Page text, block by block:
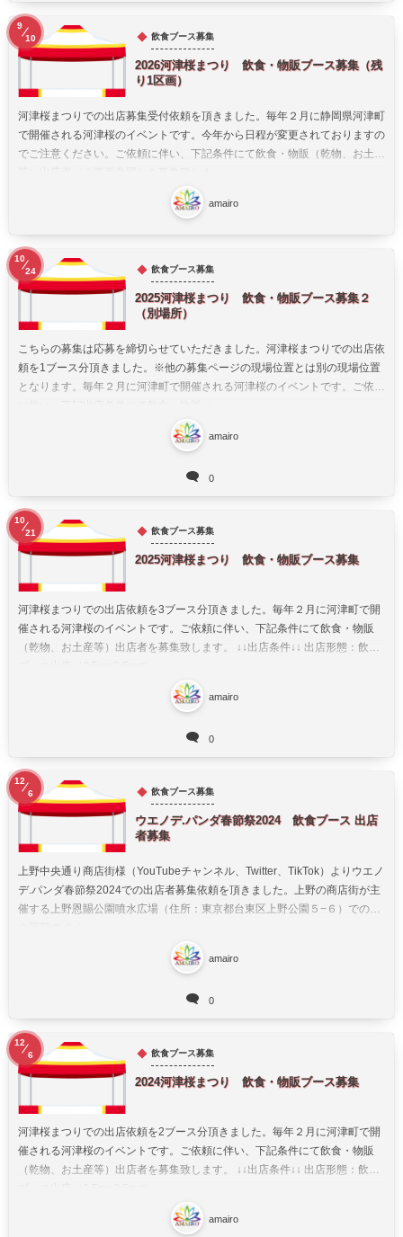
飲食ブース募集
2026河津桜まつり 飲食・物販ブース募集（残
り1区画）
河津桜まつりでの出店募集受付依頼を頂きました。毎年２月に静岡県河津町
で開催される河津桜のイベントです。今年から日程が変更されておりますの
でご注意ください。ご依頼に伴い、下記条件にて飲食・物販（乾物、お土産
amairo
9
10
飲食ブース募集
2025河津桜まつり 飲食・物販ブース募集２
（別場所）
こちらの募集は応募を締切らせていただきました。河津桜まつりでの出店依
頼を1ブース分頂きました。※他の募集ページの現場位置とは別の現場位置
となります。毎年２月に河津町で開催される河津桜のイベントです。ご依頼
amairo
0
10
24
飲食ブース募集
2025河津桜まつり 飲食・物販ブース募集
河津桜まつりでの出店依頼を3ブース分頂きました。毎年２月に河津町で開
催される河津桜のイベントです。ご依頼に伴い、下記条件にて飲食・物販
（乾物、お土産等）出店者を募集致します。 ↓↓出店条件↓↓ 出店形態：飲食
amairo
0
10
21
飲食ブース募集
ウエノデ.パンダ春節祭2024 飲食ブース 出店
者募集
上野中央通り商店街様（YouTubeチャンネル、Twitter、TikTok）よりウエノ
デ.パンダ春節祭2024での出店者募集依頼を頂きました。上野の商店街が主
催する上野恩賜公園噴水広場（住所：東京都台東区上野公園５−６）での第
amairo
0
12
6
飲食ブース募集
2024河津桜まつり 飲食・物販ブース募集
河津桜まつりでの出店依頼を2ブース分頂きました。毎年２月に河津町で開
催される河津桜のイベントです。ご依頼に伴い、下記条件にて飲食・物販
（乾物、お土産等）出店者を募集致します。 ↓↓出店条件↓↓ 出店形態：飲食
amairo
12
6